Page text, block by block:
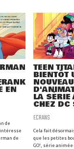
EN
de
de
TEEN
BIENTÔT
LA SÉRIE
CHEZ DC
ECRANS
Cela fait
que les petites
GO!, série